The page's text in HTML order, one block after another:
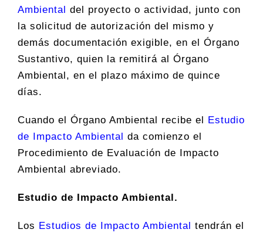
Ambiental del proyecto o actividad, junto con
la solicitud de autorización del mismo y
demás documentación exigible, en el Órgano
Sustantivo, quien la remitirá al Órgano
Ambiental, en el plazo máximo de quince
días.
Cuando el Órgano Ambiental recibe el
Estudio
de Impacto Ambiental da comienzo el
Procedimiento de Evaluación de Impacto
Ambiental abreviado.
Estudio de Impacto Ambiental.
Los Estudios de Impacto Ambiental tendrán el